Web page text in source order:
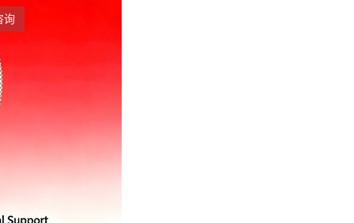
询